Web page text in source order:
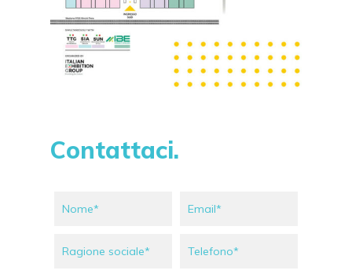
Contattaci.